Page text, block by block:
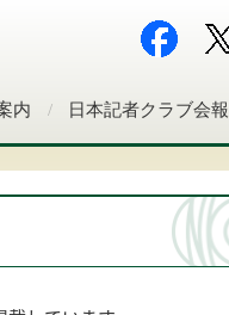
内 日本記者クラブ会報